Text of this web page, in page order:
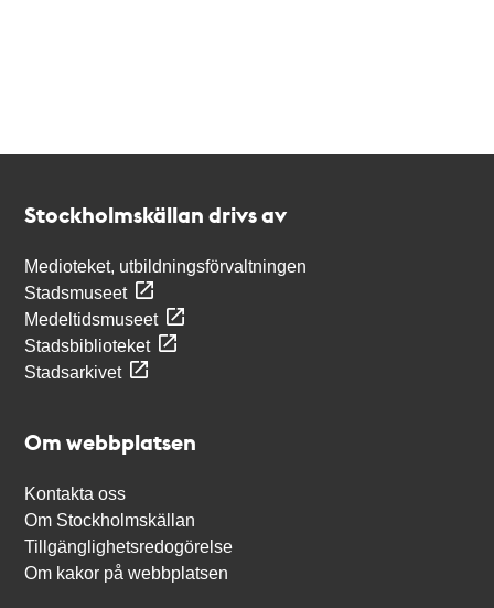
Stockholmskällan drivs av
Medioteket, utbildningsförvaltningen
Stadsmuseet
Medeltidsmuseet
Stadsbiblioteket
Stadsarkivet
Om webbplatsen
Kontakta oss
Om Stockholmskällan
Tillgänglighetsredogörelse
Om kakor på webbplatsen